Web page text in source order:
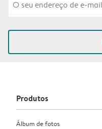
Produtos
Álbum de fotos